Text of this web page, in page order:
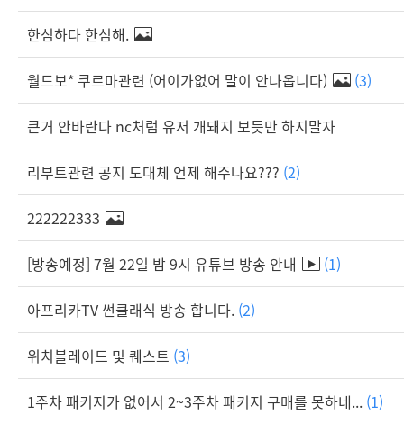
한심하다 한심해.
월드보* 쿠르마관련 (어이가없어 말이 안나옵니다) (3)
큰거 안바란다 nc처럼 유저 개돼지 보듯만 하지말자
리부트관련 공지 도대체 언제 해주나요??? (2)
222222333
[방송예정] 7월 22일 밤 9시 유튜브 방송 안내 (1)
아프리카TV 썬클래식 방송 합니다. (2)
위치블레이드 및 퀘스트 (3)
1주차 패키지가 없어서 2~3주차 패키지 구매를 못하네... (1)